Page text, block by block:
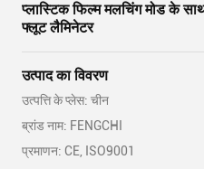
प्लास्टिक फिल्म मलचिंग मोड के साथ
फ्लूट लैमिनेटर
उत्पाद का विवरण
उत्पत्ति के प्लेस: चीन
ब्रांड नाम: FENGCHI
प्रमाणन: CE, ISO9001